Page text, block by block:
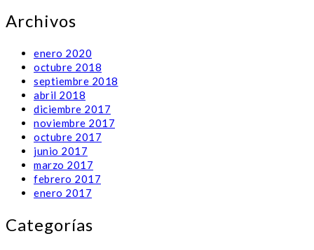
Archivos
enero 2020
octubre 2018
septiembre 2018
abril 2018
diciembre 2017
noviembre 2017
octubre 2017
junio 2017
marzo 2017
febrero 2017
enero 2017
Categorías